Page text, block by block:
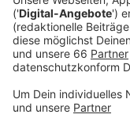
dafür sind laut
den sogenannten
auch in Zukunft
diese Bauteile
Anzeige